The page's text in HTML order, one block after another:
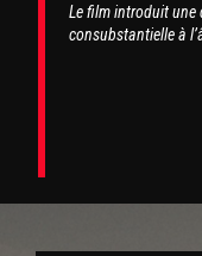
Le film introduit une
consubstantielle à